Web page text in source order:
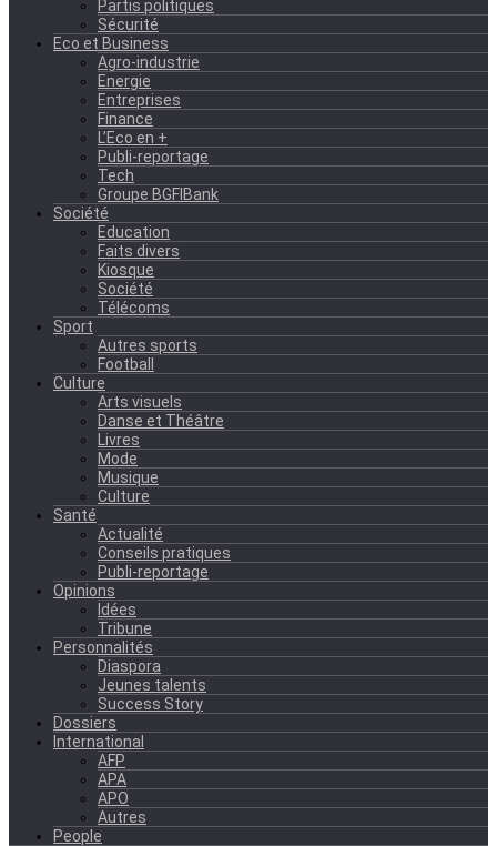
Partis politiques
Sécurité
Eco et Business
Agro-industrie
Energie
Entreprises
Finance
L’Eco en +
Publi-reportage
Tech
Groupe BGFIBank
Société
Education
Faits divers
Kiosque
Société
Télécoms
Sport
Autres sports
Football
Culture
Arts visuels
Danse et Théâtre
Livres
Mode
Musique
Culture
Santé
Actualité
Conseils pratiques
Publi-reportage
Opinions
Idées
Tribune
Personnalités
Diaspora
Jeunes talents
Success Story
Dossiers
International
AFP
APA
APO
Autres
People